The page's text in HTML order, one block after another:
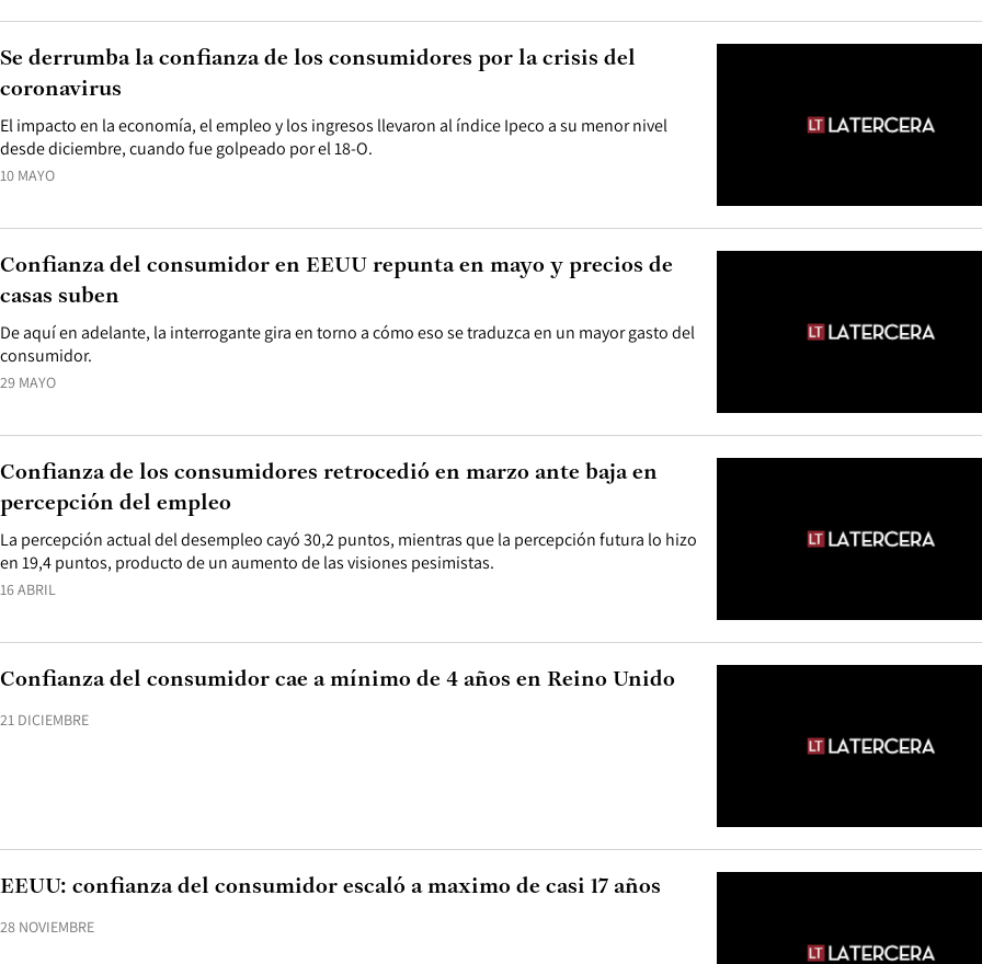
10 MAYO
El impacto en la economía, el empleo y los ingresos llevaron al índice Ipeco a su menor nivel
desde diciembre, cuando fue golpeado por el 18-O.
Se derrumba la confianza de los consumidores por la crisis del
coronavirus
29 MAYO
De aquí en adelante, la interrogante gira en torno a cómo eso se traduzca en un mayor gasto del
consumidor.
Confianza del consumidor en EEUU repunta en mayo y precios de
casas suben
16 ABRIL
La percepción actual del desempleo cayó 30,2 puntos, mientras que la percepción futura lo hizo
en 19,4 puntos, producto de un aumento de las visiones pesimistas.
Confianza de los consumidores retrocedió en marzo ante baja en
percepción del empleo
21 DICIEMBRE
Confianza del consumidor cae a mínimo de 4 años en Reino Unido
28 NOVIEMBRE
EEUU: confianza del consumidor escaló a maximo de casi 17 años